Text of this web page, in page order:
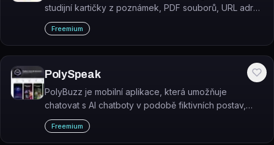
studijní kartičky z poznámek, PDF souborů, URL adres
nebo YouTube videí.
Freemium
PolySpeak
PolyBuzz je mobilní aplikace, která umožňuje
chatovat s AI chatboty v podobě fiktivních postav,
celebrit nebo historických osobností.
Freemium